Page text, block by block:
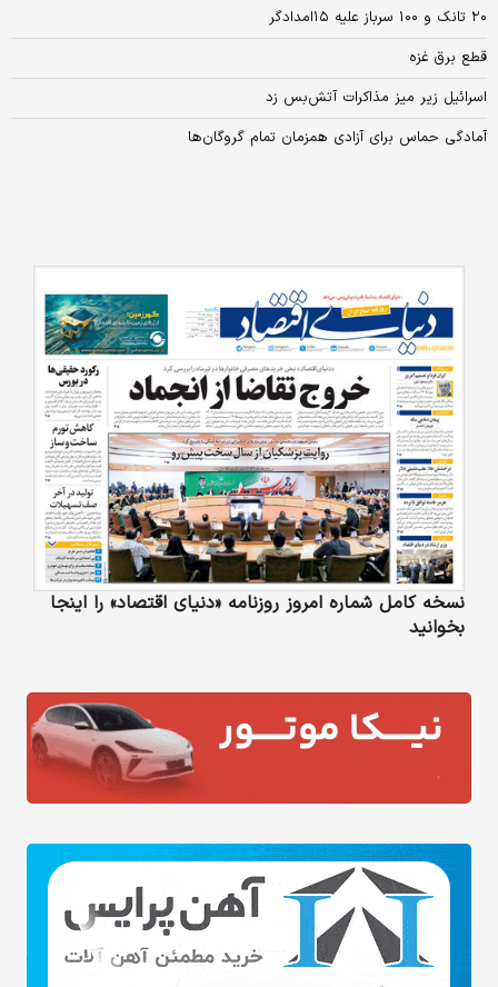
۲۰ تانک و ۱۰۰ سرباز علیه ۱۵امدادگر
قطع برق غزه
اسرائیل زیر میز مذاکرات آتش‌بس زد
آمادگی حماس برای آزادی همزمان تمام گروگان‌ها
نسخه کامل شماره امروز روزنامه «دنیای‌ اقتصاد» را اینجا
بخوانید